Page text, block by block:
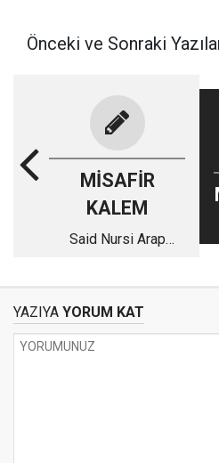
Önceki ve Sonraki
MİSAFİR
KALEM
Said Nursi Arap
YAZIYA YORUM KAT